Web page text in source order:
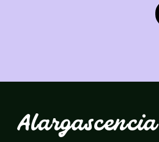
Alargascencia